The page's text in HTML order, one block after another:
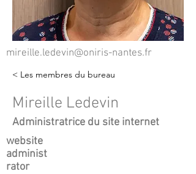
mireille.ledevin@oniris-nantes.fr
< Les membres du bureau
Mireille Ledevin
Administratrice du site internet
website
administ
rator